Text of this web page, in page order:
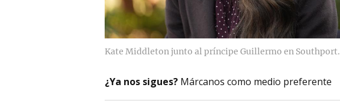
Kate Middleton junto al príncipe Guillermo en Southport.
¿Ya nos sigues? Márcanos como medio preferente